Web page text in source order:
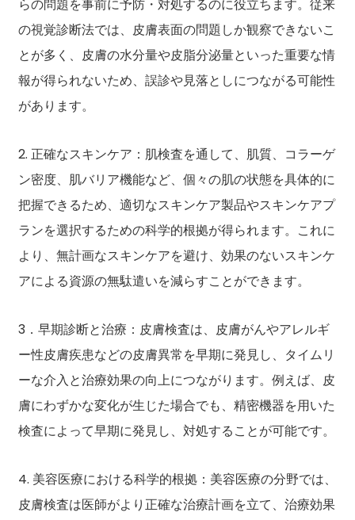
らの問題を事前に予防・対処するのに役立ちます。従来
の視覚診断法では、皮膚表面の問題しか観察できないこ
とが多く、皮膚の水分量や皮脂分泌量といった重要な情
報が得られないため、誤診や見落としにつながる可能性
があります。
2. 正確なスキンケア：肌検査を通して、肌質、コラーゲ
ン密度、肌バリア機能など、個々の肌の状態を具体的に
把握できるため、適切なスキンケア製品やスキンケアプ
ランを選択するための科学的根拠が得られます。これに
より、無計画なスキンケアを避け、効果のないスキンケ
アによる資源の無駄遣いを減らすことができます。
3．早期診断と治療：皮膚検査は、皮膚がんやアレルギ
ー性皮膚疾患などの皮膚異常を早期に発見し、タイムリ
ーな介入と治療効果の向上につながります。例えば、皮
膚にわずかな変化が生じた場合でも、精密機器を用いた
検査によって早期に発見し、対処することが可能です。
4. 美容医療における科学的根拠：美容医療の分野では、
皮膚検査は医師がより正確な治療計画を立て、治療効果